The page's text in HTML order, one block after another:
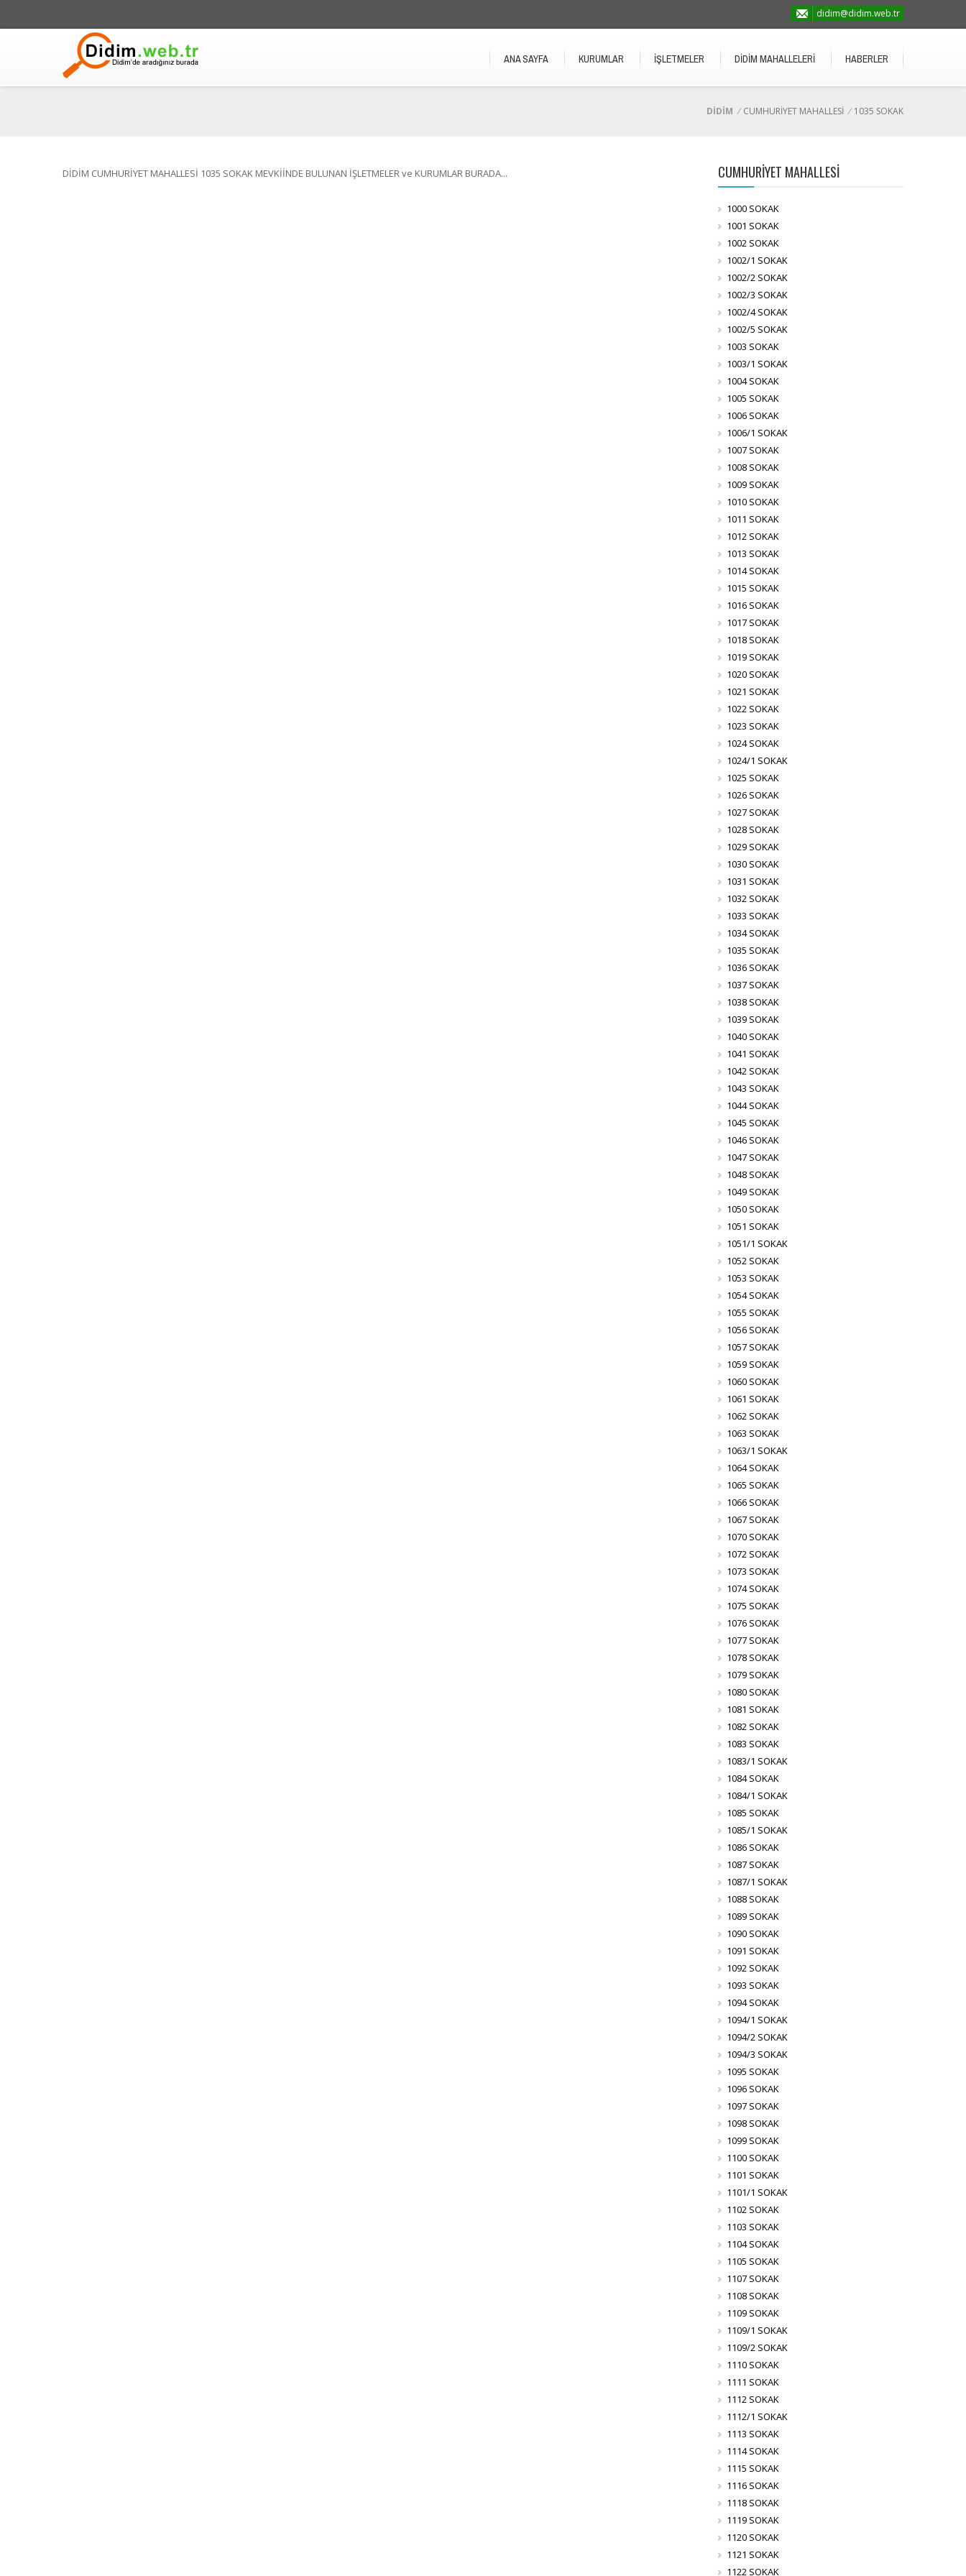
didim@didim.web.tr
ANA SAYFA KURUMLAR İŞLETMELER DİDİM MAHALLELERİ HABERLER
DİDİM / CUMHURİYET MAHALLESİ / 1035 SOKAK
DİDİM CUMHURİYET MAHALLESİ 1035 SOKAK MEVKİİNDE BULUNAN İŞLETMELER ve KURUMLAR BURADA... CUMHURİYET MAHALLESİ
1000 SOKAK
1001 SOKAK
1002 SOKAK
1002/1 SOKAK
1002/2 SOKAK
1002/3 SOKAK
1002/4 SOKAK
1002/5 SOKAK
1003 SOKAK
1003/1 SOKAK
1004 SOKAK
1005 SOKAK
1006 SOKAK
1006/1 SOKAK
1007 SOKAK
1008 SOKAK
1009 SOKAK
1010 SOKAK
1011 SOKAK
1012 SOKAK
1013 SOKAK
1014 SOKAK
1015 SOKAK
1016 SOKAK
1017 SOKAK
1018 SOKAK
1019 SOKAK
1020 SOKAK
1021 SOKAK
1022 SOKAK
1023 SOKAK
1024 SOKAK
1024/1 SOKAK
1025 SOKAK
1026 SOKAK
1027 SOKAK
1028 SOKAK
1029 SOKAK
1030 SOKAK
1031 SOKAK
1032 SOKAK
1033 SOKAK
1034 SOKAK
1035 SOKAK
1036 SOKAK
1037 SOKAK
1038 SOKAK
1039 SOKAK
1040 SOKAK
1041 SOKAK
1042 SOKAK
1043 SOKAK
1044 SOKAK
1045 SOKAK
1046 SOKAK
1047 SOKAK
1048 SOKAK
1049 SOKAK
1050 SOKAK
1051 SOKAK
1051/1 SOKAK
1052 SOKAK
1053 SOKAK
1054 SOKAK
1055 SOKAK
1056 SOKAK
1057 SOKAK
1059 SOKAK
1060 SOKAK
1061 SOKAK
1062 SOKAK
1063 SOKAK
1063/1 SOKAK
1064 SOKAK
1065 SOKAK
1066 SOKAK
1067 SOKAK
1070 SOKAK
1072 SOKAK
1073 SOKAK
1074 SOKAK
1075 SOKAK
1076 SOKAK
1077 SOKAK
1078 SOKAK
1079 SOKAK
1080 SOKAK
1081 SOKAK
1082 SOKAK
1083 SOKAK
1083/1 SOKAK
1084 SOKAK
1084/1 SOKAK
1085 SOKAK
1085/1 SOKAK
1086 SOKAK
1087 SOKAK
1087/1 SOKAK
1088 SOKAK
1089 SOKAK
1090 SOKAK
1091 SOKAK
1092 SOKAK
1093 SOKAK
1094 SOKAK
1094/1 SOKAK
1094/2 SOKAK
1094/3 SOKAK
1095 SOKAK
1096 SOKAK
1097 SOKAK
1098 SOKAK
1099 SOKAK
1100 SOKAK
1101 SOKAK
1101/1 SOKAK
1102 SOKAK
1103 SOKAK
1104 SOKAK
1105 SOKAK
1107 SOKAK
1108 SOKAK
1109 SOKAK
1109/1 SOKAK
1109/2 SOKAK
1110 SOKAK
1111 SOKAK
1112 SOKAK
1112/1 SOKAK
1113 SOKAK
1114 SOKAK
1115 SOKAK
1116 SOKAK
1118 SOKAK
1119 SOKAK
1120 SOKAK
1121 SOKAK
1122 SOKAK